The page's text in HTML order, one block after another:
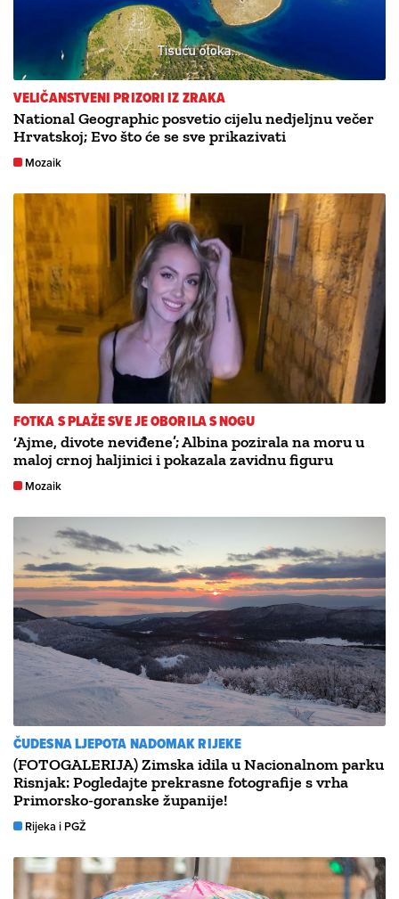
VELIČANSTVENI PRIZORI IZ ZRAKA
National Geographic posvetio cijelu nedjeljnu večer
Hrvatskoj; Evo što će se sve prikazivati
Mozaik
FOTKA S PLAŽE SVE JE OBORILA S NOGU
‘Ajme, divote neviđene’; Albina pozirala na moru u
maloj crnoj haljinici i pokazala zavidnu figuru
Mozaik
ČUDESNA LJEPOTA NADOMAK RIJEKE
(FOTOGALERIJA) Zimska idila u Nacionalnom parku
Risnjak: Pogledajte prekrasne fotografije s vrha
Primorsko-goranske županije!
Rijeka i PGŽ